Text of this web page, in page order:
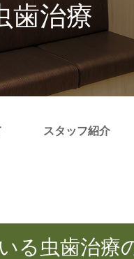
歯治療
スタッフ紹介
る虫歯治療